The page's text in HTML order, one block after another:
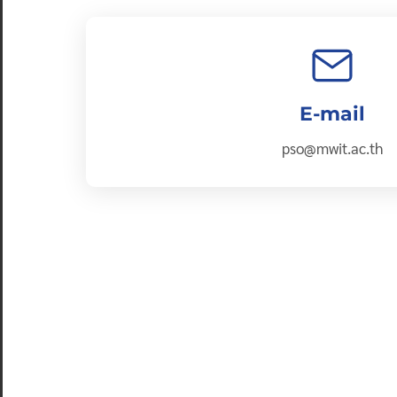
E-mail
pso@mwit.ac.th